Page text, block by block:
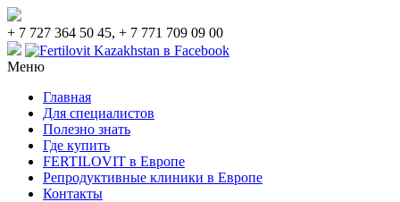
+ 7 727 364 50 45, + 7 771 709 09 00
Меню
Главная
Для специалистов
Полезно знать
Где купить
FERTILOVIT в Европе
Репродуктивные клиники в Европе
Контакты